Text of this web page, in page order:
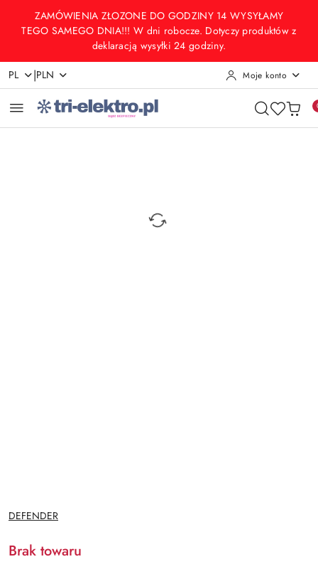
Przejdź do treści głównej
Przejdź do wyszukiwarki
Przejdź do moje konto
Przejdź do menu głównego
Przejdź do opisu produktu
Przejdź do stopki
ZAMÓWIENIA ZŁOZONE DO GODZINY 14 WYSYŁAMY
TEGO SAMEGO DNIA!!! W dni robocze. Dotyczy produktów z
deklaracją wysyłki 24 godziny.
PL |PLN Moje konto
NAZWA
PRODUCENTA:
DEFENDER
Brak towaru